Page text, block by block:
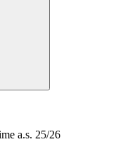
a.s. 25/26